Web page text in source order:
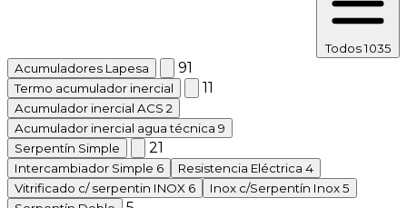
Todos1035
Acumuladores Lapesa
91
Termo acumulador inercial 11
Acumulador inercial ACS 2
Acumulador inercial agua técnica 9
Serpentín Simple
21
Intercambiador Simple 6 Resistencia Eléctrica 4
Vitrificado c/ serpentin INOX 6 Inox c/Serpentín Inox5